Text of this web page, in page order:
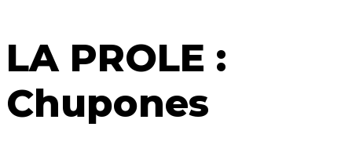
LA PROLE :
Chupones